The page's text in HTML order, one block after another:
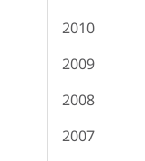
2010
2009
2008
2007